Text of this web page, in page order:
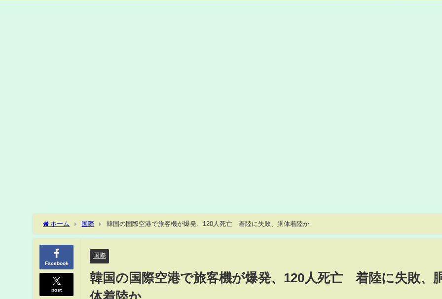
ホーム 国際 韓国の国際空港で旅客機が爆発、120人死亡 着陸に失敗、胴体着陸か
Facebook
post
国際
韓国の国際空港で旅客機が爆発、120人死亡 着陸に失敗、
体着陸か